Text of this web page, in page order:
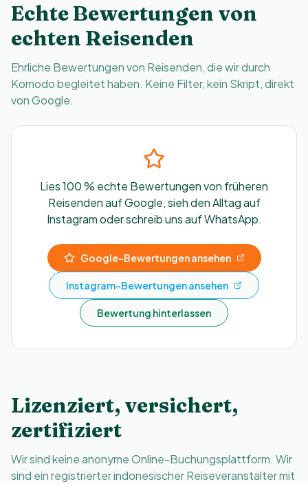
Echte Bewertungen von
echten Reisenden
Ehrliche Bewertungen von Reisenden, die wir durch
Komodo begleitet haben. Keine Filter, kein Skript, direkt
von Google.
Lies 100 % echte Bewertungen von früheren
Reisenden auf Google, sieh den Alltag auf
Instagram oder schreib uns auf WhatsApp.
Google-Bewertungen ansehen
Instagram-Bewertungen ansehen
Bewertung hinterlassen
Lizenziert, versichert,
zertifiziert
Wir sind keine anonyme Online-Buchungsplattform. Wir
sind ein registrierter indonesischer Reiseveranstalter mit